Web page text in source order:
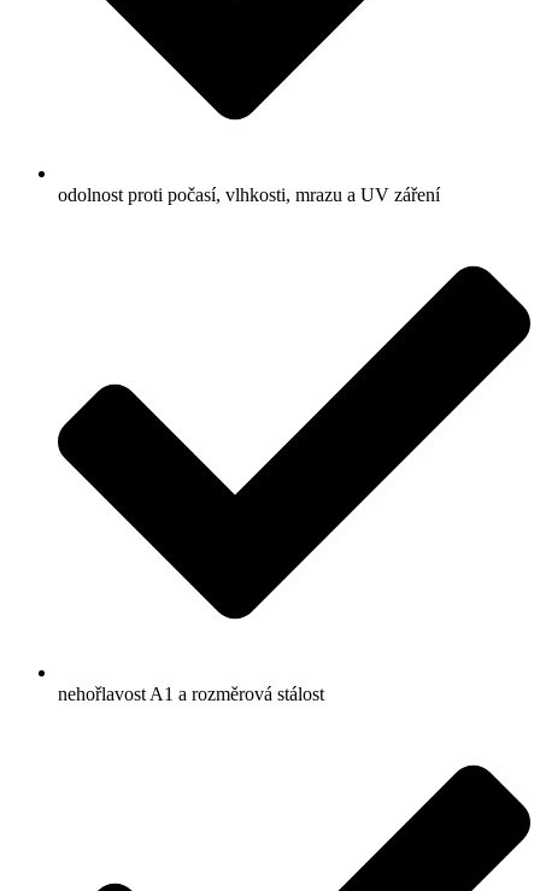
odolnost proti počasí, vlhkosti, mrazu a UV záření
nehořlavost A1 a rozměrová stálost